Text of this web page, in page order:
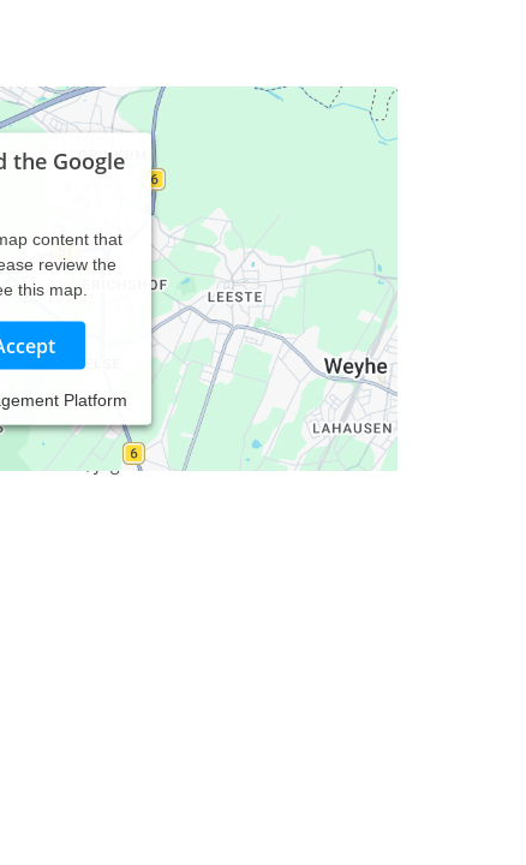
the Google
content that
review the
this map.
Platform
Ihnen moderne, persönliche und vertrauliche
Unser Fokus liegt auf individueller Begleitung,
Kinder, Jugendliche und Erwachsene.